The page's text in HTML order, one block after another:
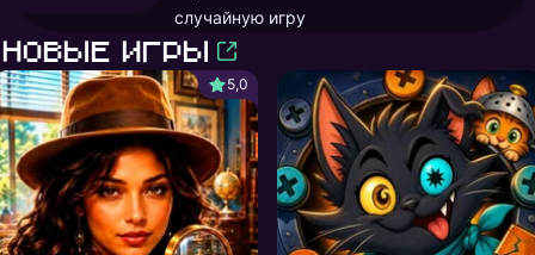
случайную игру
Новые игры
5,0